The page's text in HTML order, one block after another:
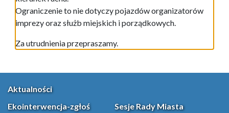
Ograniczenie to nie dotyczy pojazdów organizatorów
imprezy oraz służb miejskich i porządkowych.
Za utrudnienia przepraszamy.
Aktualności
Ekointerwencja-zgłoś
Sesje Rady Miasta